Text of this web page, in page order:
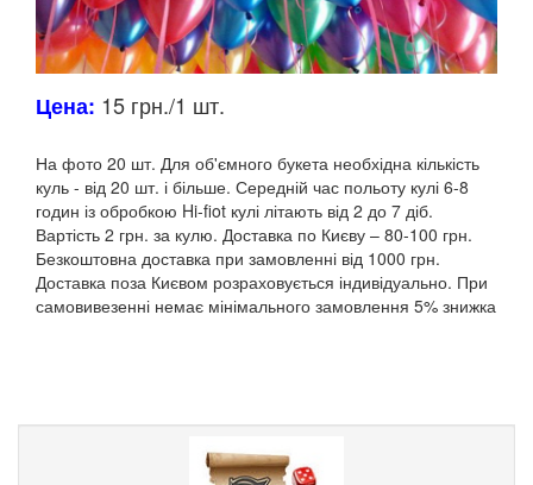
Цена: 15 грн./1 шт.
На фото 20 шт. Для об'ємного букета необхідна кількість
куль - від 20 шт. і більше. Середній час польоту кулі 6-8
годин із обробкою Hi-fiot кулі літають від 2 до 7 діб.
Вартість 2 грн. за кулю. Доставка по Києву – 80-100 грн.
Безкоштовна доставка при замовленні від 1000 грн.
Доставка поза Києвом розраховується індивідуально. При
самовивезенні немає мінімального замовлення 5% знижка